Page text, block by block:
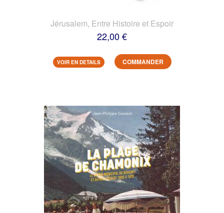
Jérusalem, Entre Histoire et Espoir
22,00 €
VOIR EN DETAILS COMMANDER